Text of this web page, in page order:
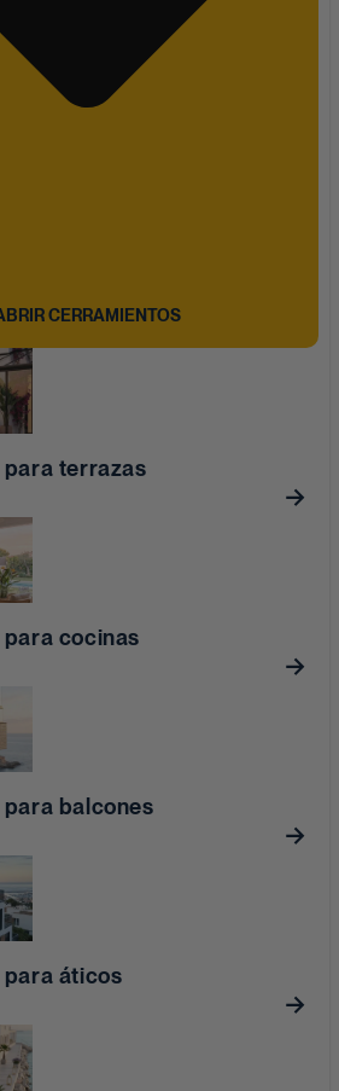
CERRAMIENTOS
terrazas
cocinas
balcones
áticos